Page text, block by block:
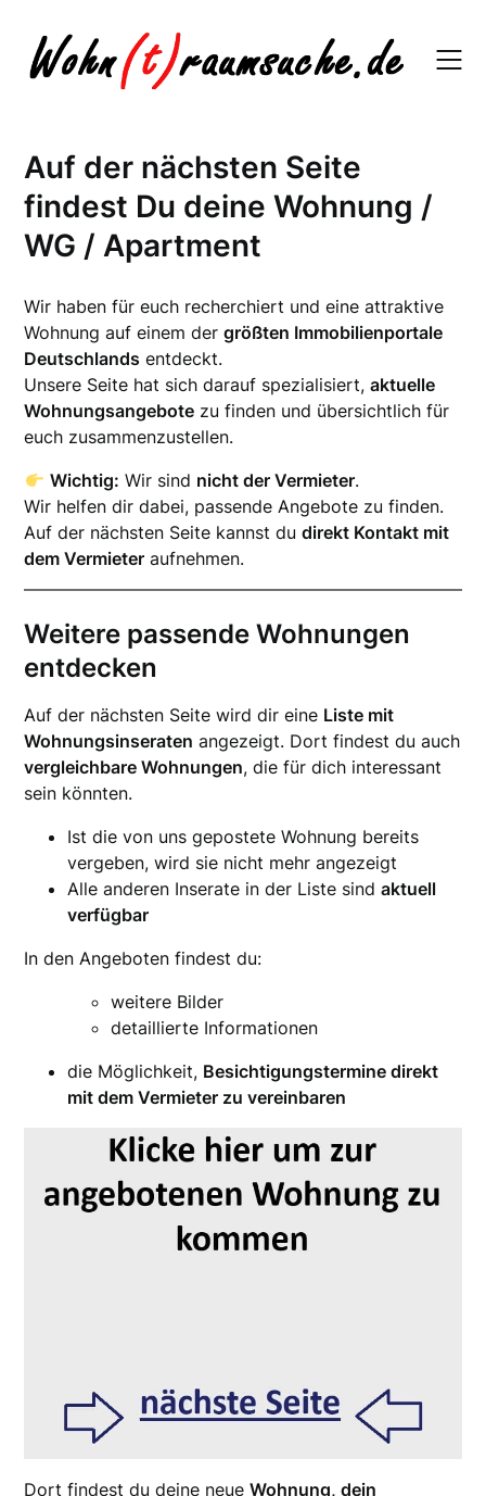
content
Auf der nächsten Seite
findest Du deine Wohnung /
WG / Apartment
Wir haben für euch recherchiert und eine attraktive
Wohnung auf einem dergrößten Immobilienportale
Deutschlands entdeckt.
Unsere Seite hat sich darauf spezialisiert,aktuelle
Wohnungsangebote zu finden und übersichtlich für
euch zusammenzustellen.
Wichtig: Wir sind nicht der Vermieter.
Wir helfen dir dabei, passende Angebote zu finden.
Auf der nächsten Seite kannst dudirekt Kontakt mit
dem Vermieter aufnehmen.
Weitere passende Wohnungen
entdecken
Auf der nächsten Seite wird dir eine Liste mit
Wohnungsinseraten angezeigt. Dort findest du auch
vergleichbare Wohnungen, die für dich interessant
sein könnten.
Ist die von uns gepostete Wohnung bereits
vergeben, wird sie nicht mehr angezeigt
Alle anderen Inserate in der Liste sindaktuell
verfügbar
In den Angeboten findest du:
weitere Bilder
detaillierte Informationen
die Möglichkeit, Besichtigungstermine direkt
mit dem Vermieter zu vereinbaren
Dort findest du deine neueWohnung, dein